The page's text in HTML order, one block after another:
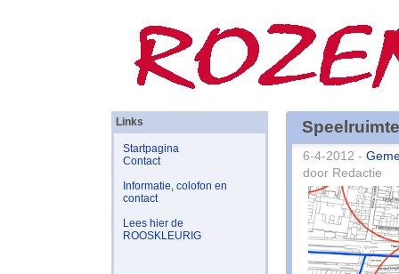
Links
Startpagina
Contact
Informatie, colofon en
contact
Lees hier de
ROOSKLEURIG
6-4-2012 -
door Redactie